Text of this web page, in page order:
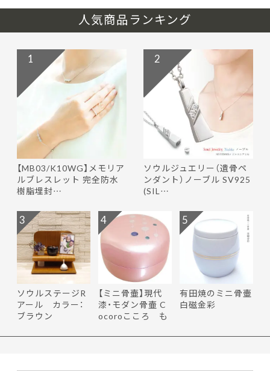
人気商品ランキング
【MB03/K10WG】メモリア
ルブレスレット 完全防水
樹脂埋封…
1
ソウルジュエリー（遺骨ペ
ンダント）ノーブル SV925
(SIL…
2
ソウルステージR
アール カラー：
ブラウン
3
【ミニ骨壷】現代
漆・モダン骨壷 C
ocoroこころ も
4
有田焼のミニ骨壷
白磁金彩
5